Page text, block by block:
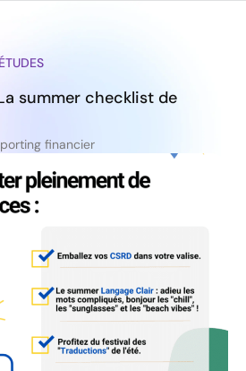
summer checklist de
financier